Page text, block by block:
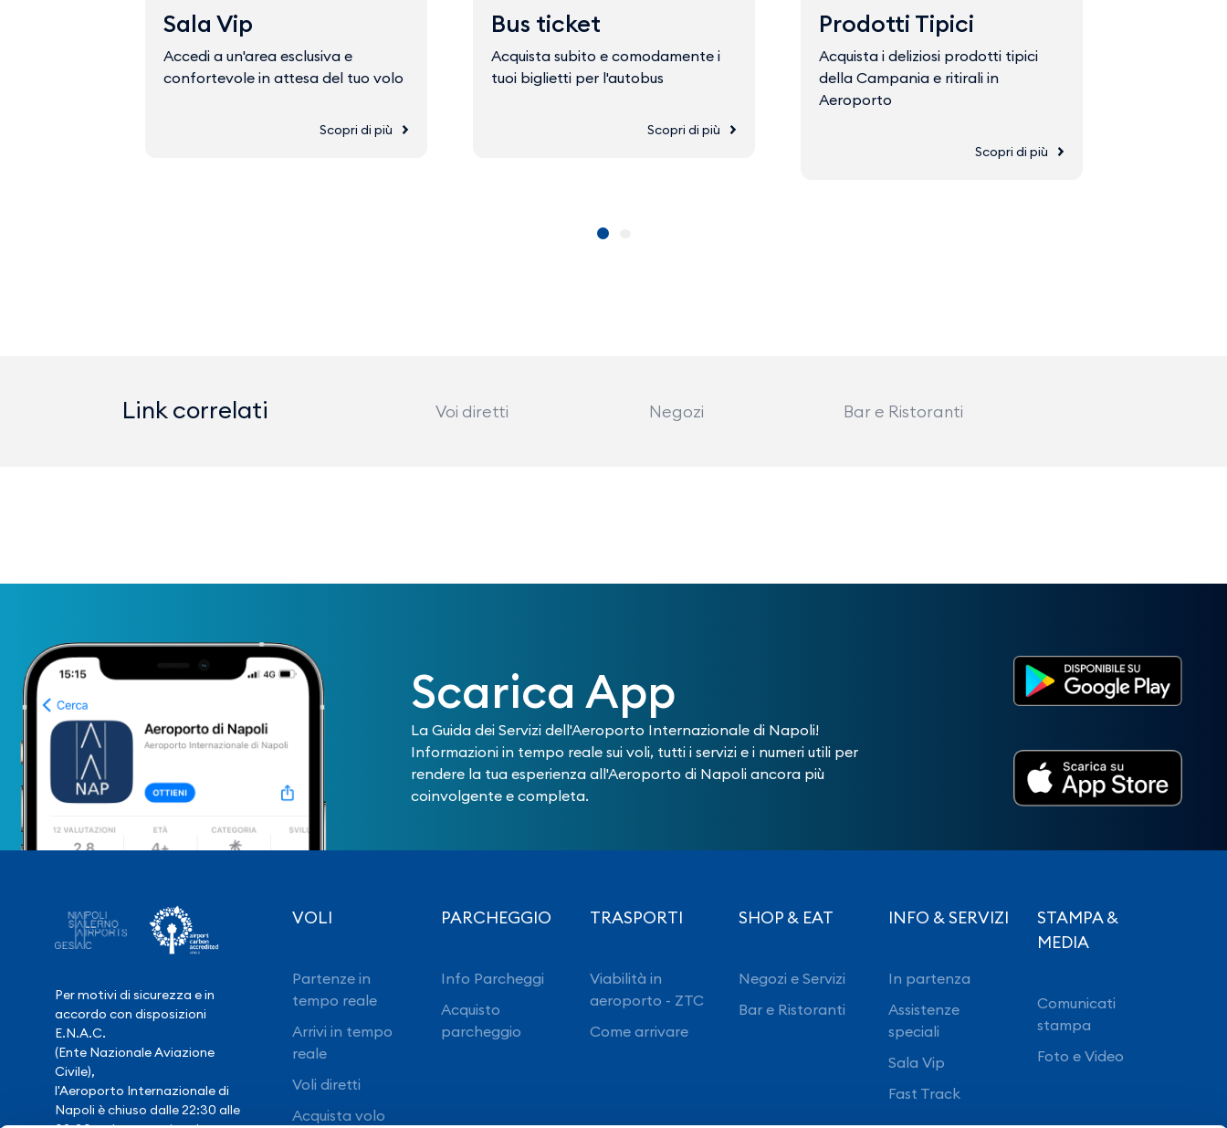
Sala Vip
Accedi a un'area esclusiva e
confortevole in attesa del tuo volo
Scopri di più
Bus ticket
Acquista subito e comodamente i
tuoi biglietti per l'autobus
Scopri di più
Prodotti Tipici
Acquista i deliziosi prodotti tipici
della Campania e ritirali in
Aeroporto
Scopri di più
Link correlati Voi diretti Negozi Bar e Ristoranti
Scarica App
La Guida dei Servizi dell'Aeroporto Internazionale di Napoli!
Informazioni in tempo reale sui voli, tutti i servizi e i numeri utili per
rendere la tua esperienza all'Aeroporto di Napoli ancora più
coinvolgente e completa.
Per motivi di sicurezza e in
accordo con disposizioni
E.N.A.C.
(Ente Nazionale Aviazione
Civile),
l'Aeroporto Internazionale di
Napoli è chiuso dalle 22:30 alle
VOLI
Partenze in
tempo reale
Arrivi in tempo
reale
Voli diretti
Acquista volo
PARCHEGGIO
Info Parcheggi
Acquisto
parcheggio
TRASPORTI
Viabilità in
aeroporto - ZTC
Come arrivare
SHOP & EAT
Negozi e Servizi
Bar e Ristoranti
INFO & SERVIZI
In partenza
Assistenze
speciali
Sala Vip
Fast Track
STAMPA &
MEDIA
Comunicati
stampa
Foto e Video